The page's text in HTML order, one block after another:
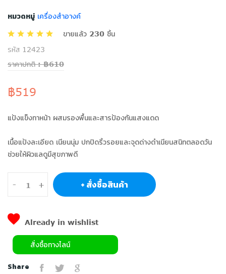
หมวดหมู่ เครื่องสำอางค์
ขายแล้ว 230 ชิ้น
รหัส 12423
ราคาปกติ : ฿610
฿519
แป้งแข็งทาหน้า ผสมรองพื้นและสารป้องกันแสงแดด
เนื้อแป้งละเอียด เนียนนุ่ม ปกปิดริ้วรอยและจุดด่างดำเนียนสนิทตลอดวัน
ช่วยให้ผิวแลดูมีสุขภาพดี
- + + สั่งซื้อสินค้า
Already in wishlist
สั่งซื้อทางไลน์
Share